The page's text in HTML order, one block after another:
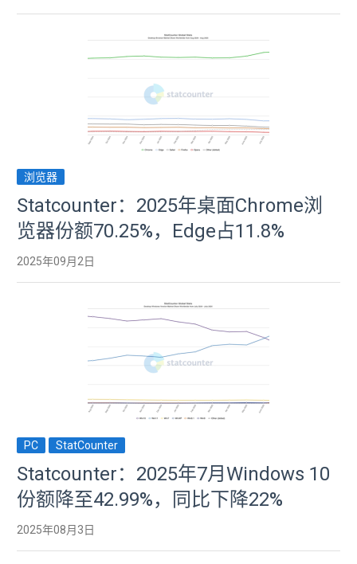
浏览器
Statcounter：2025年桌面Chrome浏
览器份额70.25%，Edge占11.8%
2025年09月2日
PC StatCounter
Statcounter：2025年7月Windows 10
份额降至42.99%，同比下降22%
2025年08月3日